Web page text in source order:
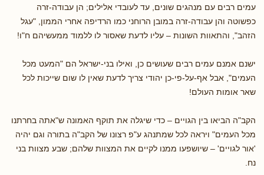
עמים רבים עם מנהגים שונים, עד לעובדי אלילים; הן עבודה-זרה
כפשוטה והן עבודה-זרה במובן הרוחני כמו הרדיפה אחרי הממון, "עגל
הזהב", והתאוות השונות – עליו לדעת שאסור לו ללמוד ממעשיהם ח"ו!
ישנם אמנם עמים רבים שעושים כן, ואילו בני-ישראל הם "המעט מכל
העמים", אבל אף-על-פי-כן יהודי צריך לדעת שאין לו שום שייכות לכל
שאר אומות העולם!
הקב"ה הביאו בין הגויים – כדי שיגלה את תוקף האמונה ש"אתה בחרתנו
מכל העמים" ויראה לכל שמתנהג ע"פ רצונו של הקב"ה בתורה וגם יהיה
'אור לגויים' – שיושפעו ממנו לקיים את המצוות שלהם; שבע מצוות בני
נח.